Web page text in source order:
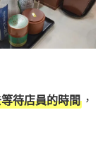
待店員的時間 ，